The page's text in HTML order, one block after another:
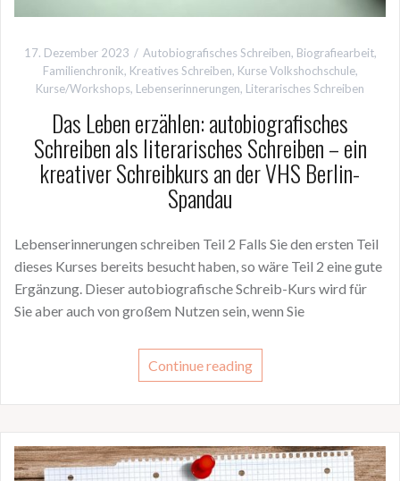
17. Dezember 2023 Autobiografisches Schreiben, Biografiearbeit,
Familienchronik, Kreatives Schreiben, Kurse Volkshochschule,
Kurse/Workshops, Lebenserinnerungen, Literarisches Schreiben
Das Leben erzählen: autobiografisches
Schreiben als literarisches Schreiben – ein
kreativer Schreibkurs an der VHS Berlin-
Spandau
Lebenserinnerungen schreiben Teil 2 Falls Sie den ersten Teil
dieses Kurses bereits besucht haben, so wäre Teil 2 eine gute
Ergänzung. Dieser autobiografische Schreib-Kurs wird für
Sie aber auch von großem Nutzen sein, wenn Sie
Continue reading